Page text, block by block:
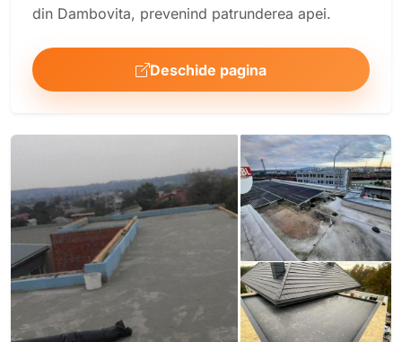
din Dambovita, prevenind patrunderea apei.
Deschide pagina